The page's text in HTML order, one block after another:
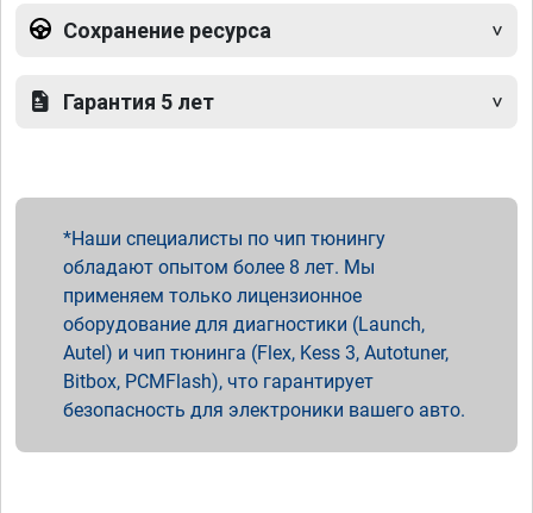
Сохранение ресурса
Гарантия 5 лет
Наши специалисты по чип тюнингу
обладают опытом более 8 лет. Мы
применяем только лицензионное
оборудование для диагностики (Launch,
Autel) и чип тюнинга (Flex, Kess 3, Autotuner,
Bitbox, PCMFlash), что гарантирует
безопасность для электроники вашего авто.